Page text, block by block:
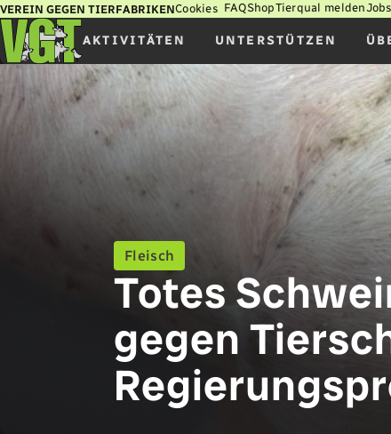
VEREIN GEGEN TIERFABRIKENCookies FAQShopTierqual meldenJobs
AKTIVITÄTEN UNTERSTÜTZEN
Fleisch
Totes
gegen